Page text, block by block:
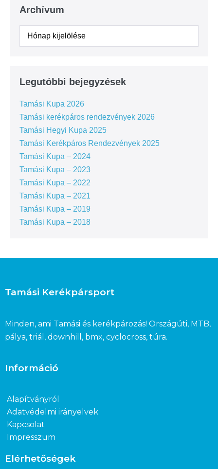
Archívum
Legutóbbi bejegyzések
Tamási Kupa 2026
Tamási kerékpáros rendezvények 2026
Tamási Hegyi Kupa 2025
Tamási Kerékpáros Rendezvények 2025
Tamási Kupa – 2024
Tamási Kupa – 2023
Tamási Kupa – 2022
Tamási Kupa – 2021
Tamási Kupa – 2019
Tamási Kupa – 2018
Tamási Kerékpársport
Minden, ami Tamási és kerékpározás! Országúti, MTB,
pálya, triál, downhill, bmx, cyclocross, túra.
Információ
Alapítványról
Adatvédelmi irányelvek
Kapcsolat
Impresszum
Elérhetőségek